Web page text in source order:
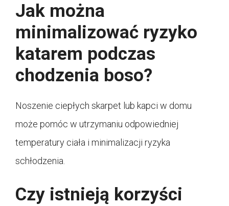
Jak można
minimalizować ryzyko
katarem podczas
chodzenia boso?
Noszenie ciepłych skarpet lub kapci w domu
może pomóc w utrzymaniu odpowiedniej
temperatury ciała i minimalizacji ryzyka
schłodzenia.
Czy istnieją korzyści